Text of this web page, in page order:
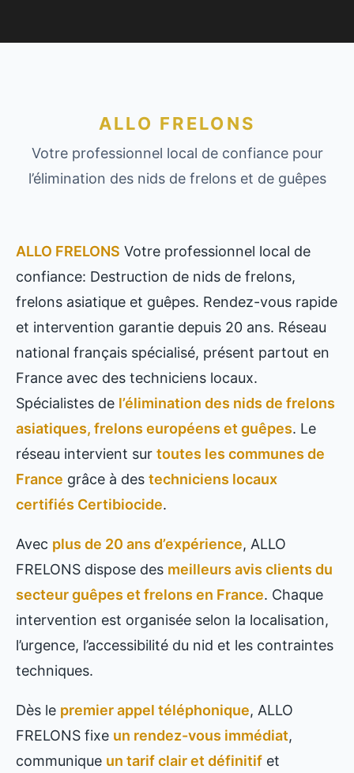
ALLO FRELONS
Votre professionnel local de confiance pour
l’élimination des nids de frelons et de guêpes
ALLO FRELONS Votre professionnel local de
confiance: Destruction de nids de frelons,
frelons asiatique et guêpes. Rendez-vous rapide
et intervention garantie depuis 20 ans. Réseau
national français spécialisé, présent partout en
France avec des techniciens locaux.
Spécialistes de l’élimination des nids de frelons
asiatiques, frelons européens et guêpes. Le
réseau intervient sur toutes les communes de
France grâce à des techniciens locaux
certifiés Certibiocide.
Avec plus de 20 ans d’expérience, ALLO
FRELONS dispose des meilleurs avis clients du
secteur guêpes et frelons en France. Chaque
intervention est organisée selon la localisation,
l’urgence, l’accessibilité du nid et les contraintes
techniques.
Dès le premier appel téléphonique, ALLO
FRELONS fixe un rendez-vous immédiat,
communique un tarif clair et définitif et